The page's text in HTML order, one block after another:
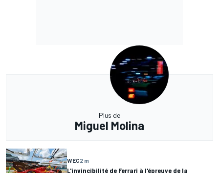
Plus de
Miguel Molina
WEC2 m
L'invincibilité de Ferrari à l'épreuve de la